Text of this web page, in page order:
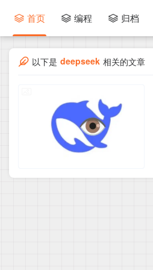
首页 编程 归档
以下是 deepseek 相关的文章